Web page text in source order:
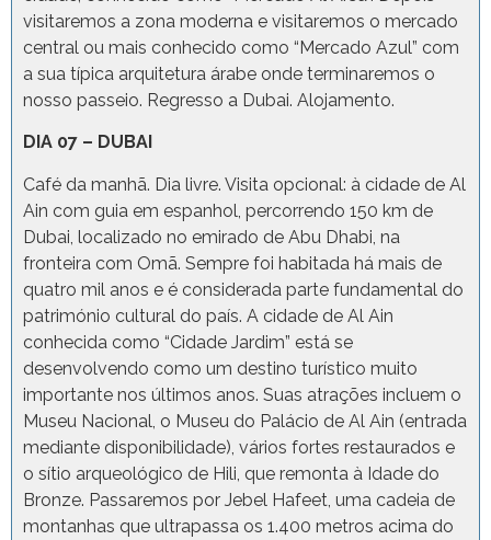
visitaremos a zona moderna e visitaremos o mercado
central ou mais conhecido como “Mercado Azul” com
a sua típica arquitetura árabe onde terminaremos o
nosso passeio. Regresso a Dubai. Alojamento.
DIA 07 – DUBAI
Café da manhã. Dia livre. Visita opcional: à cidade de Al
Ain com guia em espanhol, percorrendo 150 km de
Dubai, localizado no emirado de Abu Dhabi, na
fronteira com Omã. Sempre foi habitada há mais de
quatro mil anos e é considerada parte fundamental do
património cultural do país. A cidade de Al Ain
conhecida como “Cidade Jardim” está se
desenvolvendo como um destino turístico muito
importante nos últimos anos. Suas atrações incluem o
Museu Nacional, o Museu do Palácio de Al Ain (entrada
mediante disponibilidade), vários fortes restaurados e
o sítio arqueológico de Hili, que remonta à Idade do
Bronze. Passaremos por Jebel Hafeet, uma cadeia de
montanhas que ultrapassa os 1.400 metros acima do